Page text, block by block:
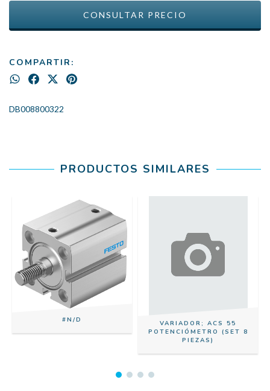
COMPARTIR:
DB008800322
PRODUCTOS SIMILARES
#N/D
VARIADOR; ACS 55
POTENCIÓMETRO (SET 8
PIEZAS)